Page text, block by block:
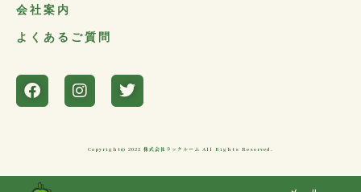
会社案内
よくあるご質問
Copyright© 2022 株式会社ラックルーム All Rights Reserved.